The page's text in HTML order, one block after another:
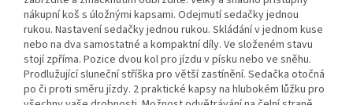
nákupní koš s úložnými kapsami. Odejmutí sedačky jednou
rukou. Nastavení sedačky jednou rukou. Skládání v jednom kuse
nebo na dva samostatné a kompaktní díly. Ve složeném stavu
stojí zpříma. Pozice dvou kol pro jízdu v písku nebo ve sněhu.
Prodlužující sluneční stříška pro větší zastínění. Sedačka otočná
po či proti směru jízdy. 2 praktické kapsy na hlubokém lůžku pro